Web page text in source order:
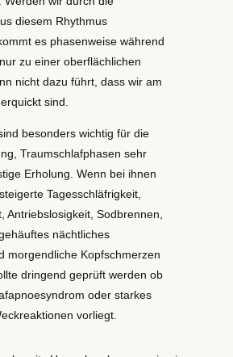
diesem Rhythmus
es phasenweise während
zu einer oberflächlichen
nicht dazu führt, dass wir am
sind.
besonders wichtig für die
Traumschlafphasen sehr
Erholung. Wenn bei ihnen
Tagesschläfrigkeit,
Antriebslosigkeit, Sodbrennen,
nächtliches
morgendliche Kopfschmerzen
dringend geprüft werden ob
oder starkes
vorliegt.